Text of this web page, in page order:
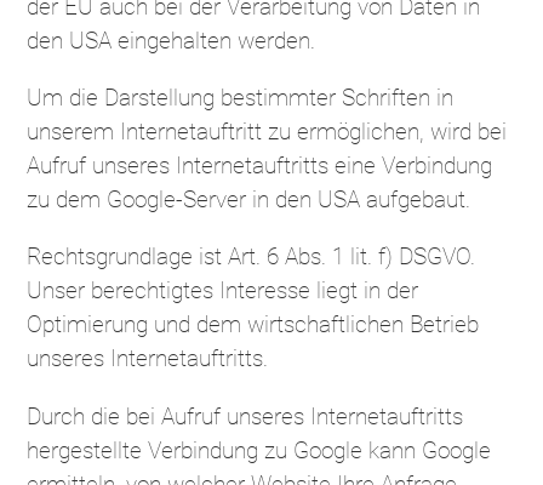
der EU auch bei der Verarbeitung von Daten in
den USA eingehalten werden.
Um die Darstellung bestimmter Schriften in
unserem Internetauftritt zu ermöglichen, wird bei
Aufruf unseres Internetauftritts eine Verbindung
zu dem Google-Server in den USA aufgebaut.
Rechtsgrundlage ist Art. 6 Abs. 1 lit. f) DSGVO.
Unser berechtigtes Interesse liegt in der
Optimierung und dem wirtschaftlichen Betrieb
unseres Internetauftritts.
Durch die bei Aufruf unseres Internetauftritts
hergestellte Verbindung zu Google kann Google